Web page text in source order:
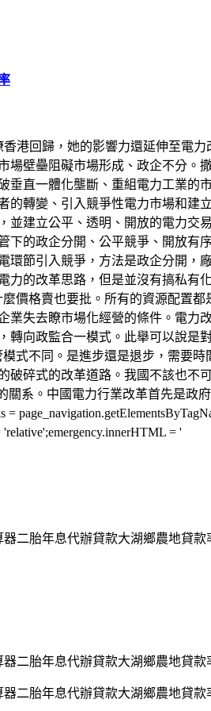
港回歸，她的影響力還延伸至電
壁壘阻礙市場形成、政企不分。
直一體化壟斷、重組電力工業的
轉變、引入競爭性電力市場和
建立公平、透明、開放的電力交
的政企分開、公平競爭、開放有
節引入競爭，方法是政企分開，
的改革思路，但是並沒有搞私有
價格賣也要批。所有的資源配置
失去瞭市場化經營的條件。電力
向政監合一模式。此舉可以說是
式不同。是進步還是退步，需要
碎式的改革道路。我國不該也不
系。中國電力行業改革首先是政
= '
二胎年息代辦貸款大湖鄉農地貸款
二胎年息代辦貸款大湖鄉農地貸款
二胎年息代辦貸款大湖鄉農地貸款